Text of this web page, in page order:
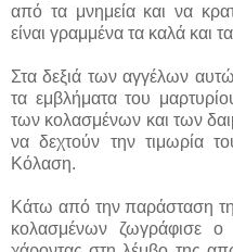
από τα μνημεία και να
είναι γραμμένα τα καλά
Στα δεξιά των αγγέλων
τα εμβλήματα του
των κολασμένων και των
να δεχτούν την τιμωρία
Κόλαση.
Κάτω από την παράσταση
κολασμένων ζωγράφισε